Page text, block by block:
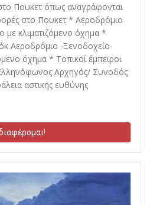
Πουκετ όπως αναγράφονται
στο Πουκετ * Αεροδρόμιο
με κλιματιζόμενο όχημα *
Αεροδρόμιο -Ξενοδοχείο-
όχημα * Τοπικοί έμπειροι
Αρχηγός/ Συνοδός
αστικής ευθύνης